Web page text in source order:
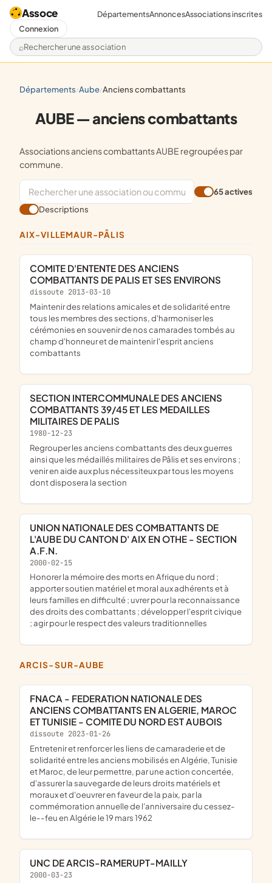
Assoce
Rechercher une association
DépartementsAnnoncesAssociations inscrites
Connexion
départements/ aube/ anciens combattants
AUBE — anciens combattants
Associations anciens combattants AUBE regroupées par
commune.
65 actives
Descriptions
AIX-VILLEMAUR-PÂLIS
COMITE D'ENTENTE DES ANCIENS
COMBATTANTS DE PALIS ET SES ENVIRONS
dissoute 2013-03-10
maintenir des relations amicales et de solidarité entre
tous les membres des sections, d'harmoniser les
cérémonies en souvenir de nos camarades tombés au
champ d'honneur et de maintenir l'esprit anciens
combattants
SECTION INTERCOMMUNALE DES ANCIENS
COMBATTANTS 39/45 ET LES MEDAILLES
MILITAIRES DE PALIS
1980-12-23
regrouper les anciens combattants des deux guerres
ainsi que les médaillés militaires de Pâlis et ses environs ;
venir en aide aux plus nécessiteux par tous les moyens
dont disposera la section
UNION NATIONALE DES COMBATTANTS DE
L'AUBE DU CANTON D' AIX EN OTHE - SECTION
A.F.N.
2000-02-15
honorer la mémoire des morts en Afrique du nord ;
apporter soutien matériel et moral aux adhérents et à
leurs familles en difficulté ; uvrer pour la reconnaissance
des droits des combattants ; développer l'esprit civique
; agir pour le respect des valeurs traditionnelles
ARCIS-SUR-AUBE
FNACA - FEDERATION NATIONALE DES
ANCIENS COMBATTANTS EN ALGERIE, MAROC
ET TUNISIE - COMITE DU NORD EST AUBOIS
dissoute 2023-01-26
entretenir et renforcer les liens de camaraderie et de
solidarité entre les anciens mobilisés en Algérie, Tunisie
et Maroc, de leur permettre, par une action concertée,
d'assurer la sauvegarde de leurs droits matériels et
moraux et d'oeuvrer en faveur de la paix, par la
commémoration annuelle de l'anniversaire du cessez-
le--feu en Algérie le 19 mars 1962
UNC DE ARCIS-RAMERUPT-MAILLY
2000-03-23